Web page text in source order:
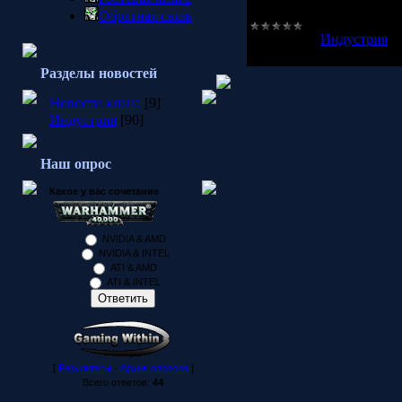
Обратная связь
Разделы новостей
Новости клана [9]
Индустрия [90]
Наш опрос
Какое у вас сочетание
NVIDIA & AMD
NVIDIA & INTEL
ATI & AMD
ATI & INTEL
[ Результаты· Архив опросов]
Всего ответов: 44
Индустрия